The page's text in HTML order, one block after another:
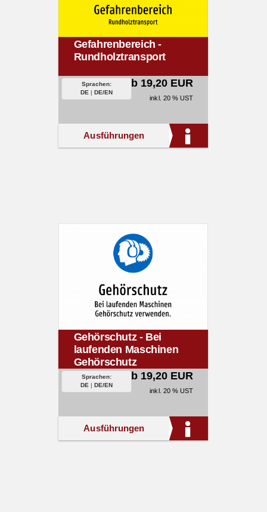
Gefahrenbereich -
Rundholztransport
Sprachen:
DE | DE/EN
ab 19,20 EUR
inkl. 20 % UST
Ausführungen
Gehörschutz - Bei
laufenden Maschinen
Gehörschutz
verwenden.
Sprachen:
DE | DE/EN
ab 19,20 EUR
inkl. 20 % UST
Ausführungen